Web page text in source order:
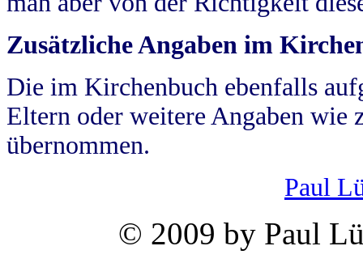
Zusätzliche Angaben im
Die im Kirchenbuch ebenfalls
Eltern oder weitere Angaben wie
übernommen.
Paul
© 2009 by Paul